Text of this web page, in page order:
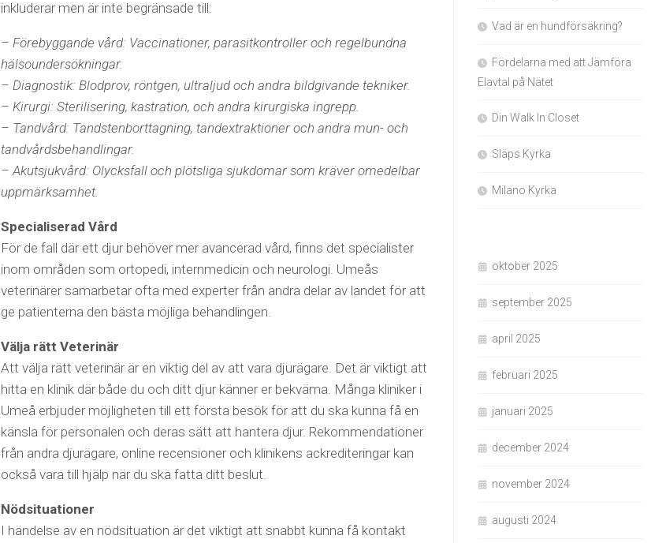
inkluderar men är inte begränsade till:
– Förebyggande vård: Vaccinationer, parasitkontroller och regelbundna
hälsoundersökningar.
– Diagnostik: Blodprov, röntgen, ultraljud och andra bildgivande tekniker.
– Kirurgi: Sterilisering, kastration, och andra kirurgiska ingrepp.
– Tandvård: Tandstenborttagning, tandextraktioner och andra mun- och
tandvårdsbehandlingar.
– Akutsjukvård: Olycksfall och plötsliga sjukdomar som kräver omedelbar
uppmärksamhet.
Specialiserad Vård
För de fall där ett djur behöver mer avancerad vård, finns det specialister
inom områden som ortopedi, internmedicin och neurologi. Umeås
veterinärer samarbetar ofta med experter från andra delar av landet för att
ge patienterna den bästa möjliga behandlingen.
Välja rätt Veterinär
Att välja rätt veterinär är en viktig del av att vara djurägare. Det är viktigt att
hitta en klinik där både du och ditt djur känner er bekväma. Många kliniker i
Umeå erbjuder möjligheten till ett första besök för att du ska kunna få en
känsla för personalen och deras sätt att hantera djur. Rekommendationer
från andra djurägare, online recensioner och klinikens ackrediteringar kan
också vara till hjälp när du ska fatta ditt beslut.
Nödsituationer
I händelse av en nödsituation är det viktigt att snabbt kunna få kontakt
Vad är en hundförsäkring?
Fördelarna med att Jämföra
Elavtal på Nätet
Din Walk In Closet
Släps Kyrka
Milano Kyrka
oktober 2025
september 2025
april 2025
februari 2025
januari 2025
december 2024
november 2024
augusti 2024